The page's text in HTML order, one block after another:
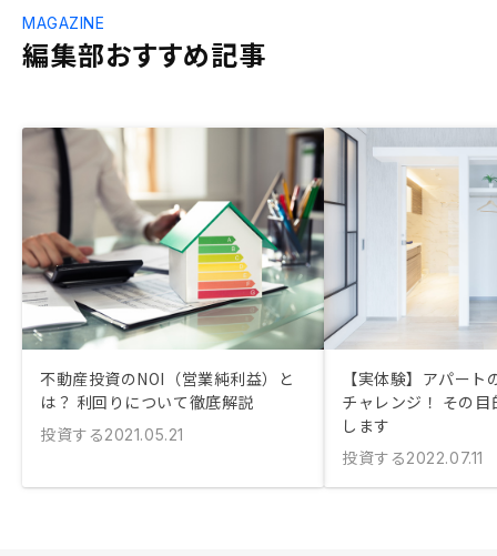
編集部おすすめ記事
MAGAZINE
不動産投資のNOI（営業純利益）と
は？ 利回りについて徹底解説
投資する2021.05.21
【実体験】アパー
チャレンジ！ その
します
投資する2022.07.11